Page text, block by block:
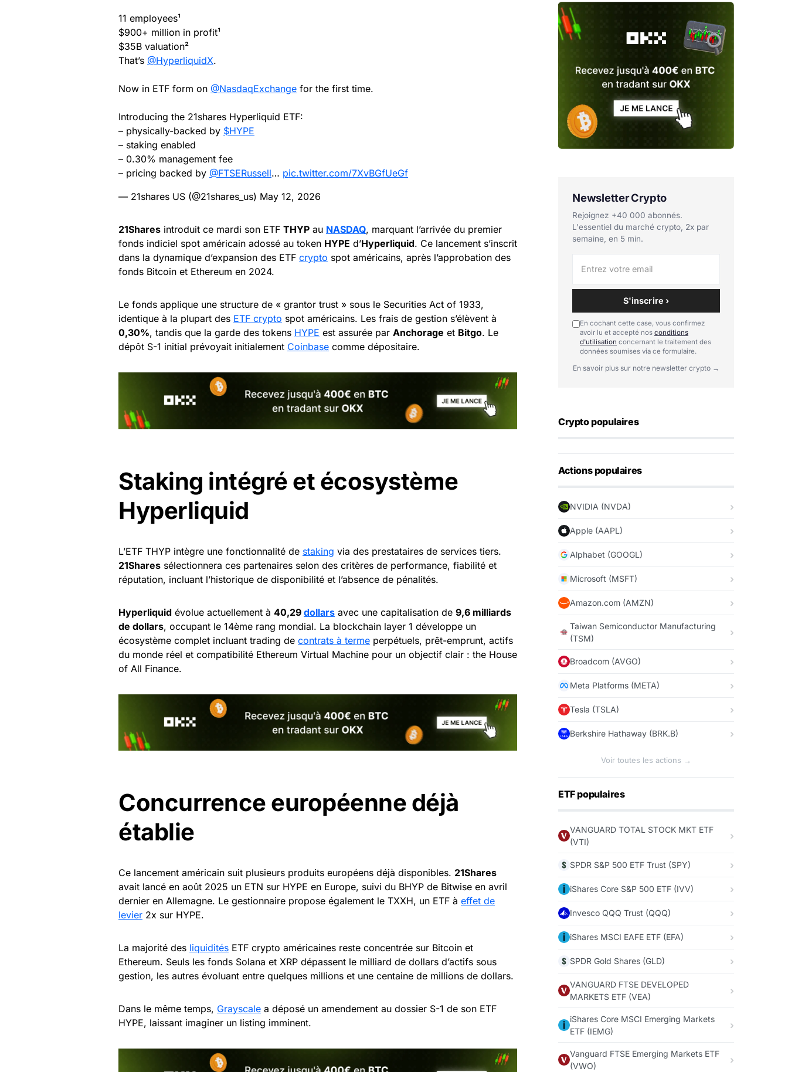
11 employees¹
$900+ million in profit¹
$35B valuation²
That’s @HyperliquidX.
Now in ETF form on @NasdaqExchange for the first time.
Introducing the 21shares Hyperliquid ETF:
– physically-backed by $HYPE
– staking enabled
– 0.30% management fee
– pricing backed by @FTSERussell… pic.twitter.com/7XvBGfUeGf
— 21shares US (@21shares_us) May 12, 2026
21Shares introduit ce mardi son ETF THYP au NASDAQ, marquant l’arrivée du premier
fonds indiciel spot américain adossé au token HYPE d’Hyperliquid. Ce lancement s’inscrit
dans la dynamique d’expansion des ETF crypto spot américains, après l’approbation des
fonds Bitcoin et Ethereum en 2024.
Le fonds applique une structure de « grantor trust » sous le Securities Act of 1933,
identique à la plupart des ETF crypto spot américains. Les frais de gestion s’élèvent à
0,30%, tandis que la garde des tokens HYPE est assurée par Anchorage et Bitgo. Le
dépôt S-1 initial prévoyait initialement Coinbase comme dépositaire.
Staking intégré et écosystème
Hyperliquid
L’ETF THYP intègre une fonctionnalité de staking via des prestataires de services tiers.
21Shares sélectionnera ces partenaires selon des critères de performance, fiabilité et
réputation, incluant l’historique de disponibilité et l’absence de pénalités.
Hyperliquid évolue actuellement à 40,29 dollars avec une capitalisation de 9,6 milliards
de dollars, occupant le 14ème rang mondial. La blockchain layer 1 développe un
écosystème complet incluant trading de contrats à terme perpétuels, prêt-emprunt, actifs
du monde réel et compatibilité Ethereum Virtual Machine pour un objectif clair : the House
of All Finance.
Concurrence européenne déjà
établie
Ce lancement américain suit plusieurs produits européens déjà disponibles. 21Shares
avait lancé en août 2025 un ETN sur HYPE en Europe, suivi du BHYP de Bitwise en avril
dernier en Allemagne. Le gestionnaire propose également le TXXH, un ETF à effet de
levier 2x sur HYPE.
La majorité des liquidités ETF crypto américaines reste concentrée sur Bitcoin et
Ethereum. Seuls les fonds Solana et XRP dépassent le milliard de dollars d’actifs sous
gestion, les autres évoluant entre quelques millions et une centaine de millions de dollars.
Dans le même temps, Grayscale a déposé un amendement au dossier S-1 de son ETF
HYPE, laissant imaginer un listing imminent.
Newsletter Crypto
Rejoignez +40 000 abonnés.
L'essentiel du marché crypto, 2x par
semaine, en 5 min.
S'inscrire ›
En cochant cette case, vous confirmez
avoir lu et accepté nos conditions
d'utilisation concernant le traitement des
données soumises via ce formulaire.
En savoir plus sur notre newsletter crypto →
Crypto populaires
Actions populaires
NVIDIA (NVDA)
Apple (AAPL)
Alphabet (GOOGL)
Microsoft (MSFT)
Amazon.com (AMZN)
Taiwan Semiconductor Manufacturing
(TSM)
Broadcom (AVGO)
Meta Platforms (META)
Tesla (TSLA)
Berkshire Hathaway (BRK.B)
Voir toutes les actions →
ETF populaires
VANGUARD TOTAL STOCK MKT ETF
(VTI)
SPDR S&P 500 ETF Trust (SPY)
iShares Core S&P 500 ETF (IVV)
Invesco QQQ Trust (QQQ)
iShares MSCI EAFE ETF (EFA)
SPDR Gold Shares (GLD)
VANGUARD FTSE DEVELOPED
MARKETS ETF (VEA)
iShares Core MSCI Emerging Markets
ETF (IEMG)
Vanguard FTSE Emerging Markets ETF
(VWO)